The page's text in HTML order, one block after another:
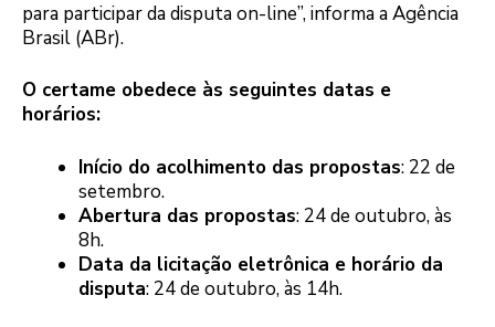
para participar da disputa on-line”, informa a Agência
Brasil (ABr).
O certame obedece às seguintes datas e
horários:
Início do acolhimento das propostas: 22 de
setembro.
Abertura das propostas: 24 de outubro, às
8h.
Data da licitação eletrônica e horário da
disputa: 24 de outubro, às 14h.